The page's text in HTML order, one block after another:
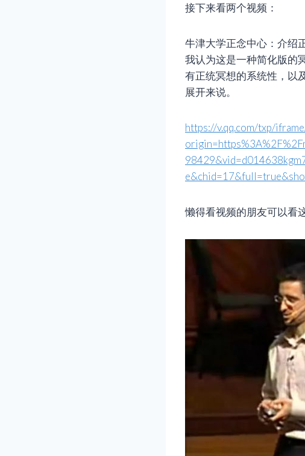
接下来看两个视频：
牛津大学正念中心：介绍
我认为这是一种简化版的
有正统冥想的系统性，以
展开来说。
https://v.qq.com/txp/
懒得看视频的朋友可以看